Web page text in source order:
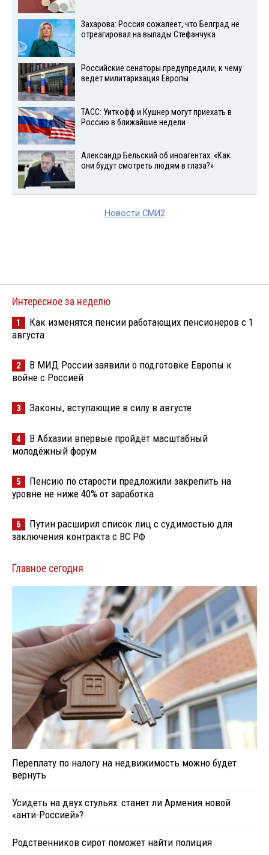
Захарова: Россия сожалеет, что Белград не
отреагировал на выпады Стефанчука
Российские сенаторы предупредили, к чему
ведет милитаризация Европы
ТАСС: Уиткофф и Кушнер могут приехать в
Россию в ближайшие недели
Александр Бельский об иноагентах: «Как
они будут смотреть людям в глаза?»
Новости СМИ2
Интересное за неделю
1
Как изменятся пенсии работающих пенсионеров с 1
августа
2
В МИД России заявили о подготовке Европы к
войне с Россией
3 Законы, вступающие в силу в августе
4
В Абхазии впервые пройдёт масштабный
молодёжный форум
5
Пенсию по старости предложили закрепить на
уровне не ниже 40% от заработка
6
Путин расширил список лиц с судимостью для
заключения контракта с ВС РФ
Главное сегодня
Переплату по налогу на недвижимость можно будет
вернуть
Усидеть на двух стульях: станет ли Армения новой
«анти-Россией»?
Родственников сирот поможет найти полиция